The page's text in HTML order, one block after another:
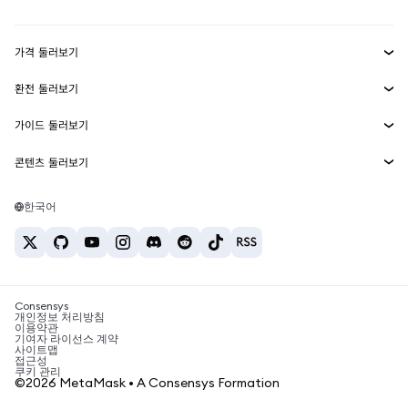
MetaMask Connect
Snaps
웹3 서비스
보안
고객 지원
채용
가격 둘러보기
이더리움 가격
솔라나 가격
테더 가격
환전 둘러보기
ETH를 USD로 환전
USDT를 INR로 환전
BTC를 INR로 환전
ETH를 USDT로 환전
가이드 둘러보기
ETH 매수
USDT 매수
SHIB 매수
BNB 매수
콘텐츠 둘러보기
솔라나 지갑
암호화폐 세금 뉴스
암호화폐 매수 방법
비트코인 매도 방법
한국어
Consensys
개인정보 처리방침
이용약관
기여자 라이선스 계약
사이트맵
접근성
쿠키 관리
©2026 MetaMask • A Consensys Formation